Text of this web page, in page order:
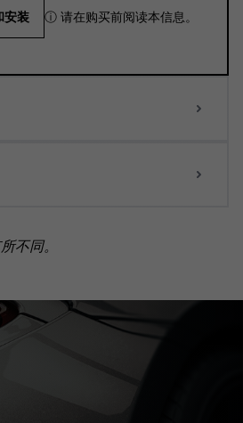
安装 ⓘ 请在购买前阅读本信息。
不同。